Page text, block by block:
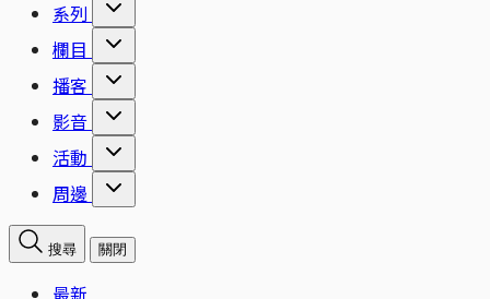
系列
欄目
播客
影音
活動
周邊
搜尋 關閉
最新